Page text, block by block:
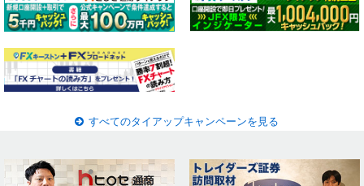
すべてのタイアップキャンペーンを見る